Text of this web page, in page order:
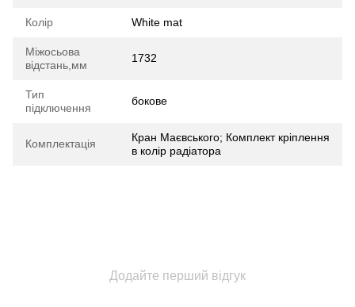
Колір White mat
Міжосьова
відстань,мм
1732
Тип
підключення
бокове
Комплектація
Кран Маєвського; Комплект кріплення
в колір радіатора
Додайте перший відгук